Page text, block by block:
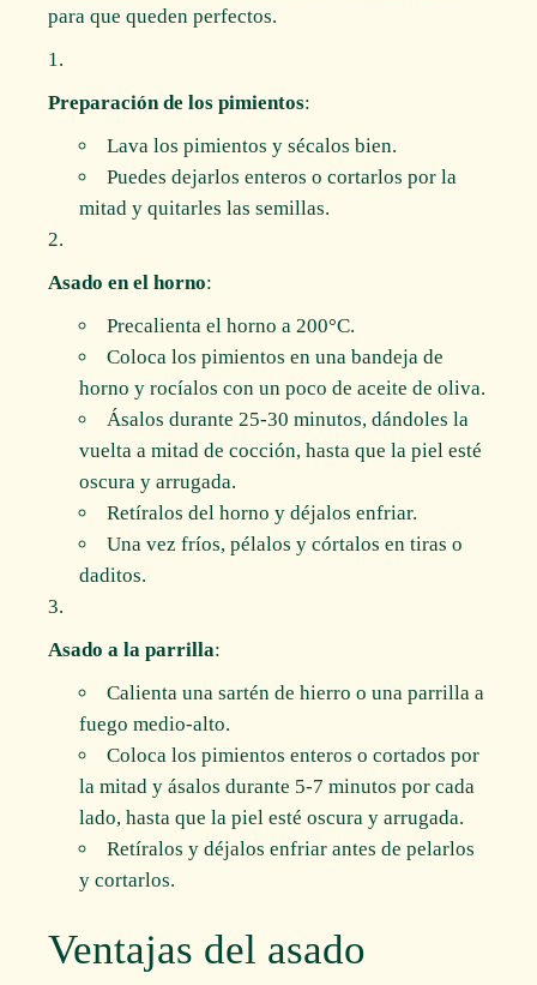
para que queden perfectos.
Preparación de los pimientos:
Lava los pimientos y sécalos bien.
Puedes dejarlos enteros o cortarlos por la
mitad y quitarles las semillas.
Asado en el horno:
Precalienta el horno a 200°C.
Coloca los pimientos en una bandeja de
horno y rocíalos con un poco de aceite de oliva.
Ásalos durante 25-30 minutos, dándoles la
vuelta a mitad de cocción, hasta que la piel esté
oscura y arrugada.
Retíralos del horno y déjalos enfriar.
Una vez fríos, pélalos y córtalos en tiras o
daditos.
Asado a la parrilla:
Calienta una sartén de hierro o una parrilla a
fuego medio-alto.
Coloca los pimientos enteros o cortados por
la mitad y ásalos durante 5-7 minutos por cada
lado, hasta que la piel esté oscura y arrugada.
Retíralos y déjalos enfriar antes de pelarlos
y cortarlos.
Ventajas del asado